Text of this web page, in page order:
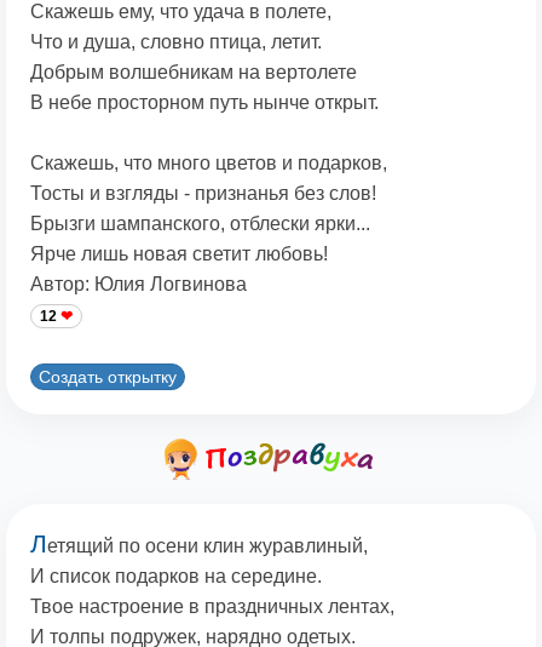
Скажешь ему, что удача в полете,
Что и душа, словно птица, летит.
Добрым волшебникам на вертолете
В небе просторном путь нынче открыт.
Скажешь, что много цветов и подарков,
Тосты и взгляды - признанья без слов!
Брызги шампанского, отблески ярки...
Ярче лишь новая светит любовь!
Автор: Юлия Логвинова
12
Создать открытку
Летящий по осени клин журавлиный,
И список подарков на середине.
Твое настроение в праздничных лентах,
И толпы подружек, нарядно одетых.